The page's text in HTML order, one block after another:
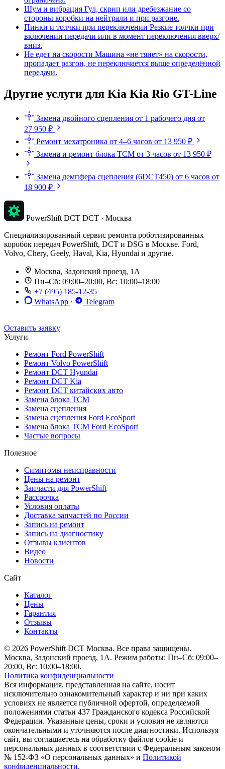
Шум и вибрация Гул, скрип или дребезжание со
стороны коробки на нейтрали и при разгоне.
Пинки и толчки при переключении Резкие толчки при
включении передачи или в момент переключения вверх/
вниз.
Не едет на скорости Машина «не тянет» на скорости,
пропадает разгон, не переключается выше определённой
передачи.
Другие услуги для Kia Kia Rio GT-Line
Замена двойного сцепления от 1 рабочего дня от
27 950 ₽
Ремонт мехатроника от 4–6 часов от 13 950 ₽
Замена и ремонт блока TCM от 3 часов от 13 950 ₽
Замена демпфера сцепления (6DCT450) от 6 часов от
18 900 ₽
PowerShift DCT DCT · Москва
Специализированный сервис ремонта роботизированных
коробок передач PowerShift, DCT и DSG в Москве. Ford,
Volvo, Chery, Geely, Haval, Kia, Hyundai и другие.
Москва, Задонский проезд, 1А
Пн–Сб: 09:00–20:00, Вс: 10:00–18:00
+7 (495) 185-12-35
WhatsApp ·
Telegram
Оставить заявку
Услуги
Ремонт Ford PowerShift
Ремонт Volvo PowerShift
Ремонт DCT Hyundai
Ремонт DCT Kia
Ремонт DCT китайских авто
Замена блока TCM
Замена сцепления
Замена сцепления Ford EcoSport
Замена блока TCM Ford EcoSport
Частые вопросы
Полезное
Симптомы неисправности
Цены на ремонт
Запчасти для PowerShift
Рассрочка
Условия оплаты
Доставка запчастей по России
Запись на ремонт
Запись на диагностику
Отзывы клиентов
Видео
Новости
Сайт
Каталог
Цены
Гарантия
Отзывы
Контакты
© 2026 PowerShift DCT Москва. Все права защищены.
Москва, Задонский проезд, 1А. Режим работы: Пн–Сб: 09:00–
20:00, Вс: 10:00–18:00.
Политика конфиденциальности
Вся информация, представленная на сайте, носит
исключительно ознакомительный характер и ни при каких
условиях не является публичной офертой, определяемой
положениями статьи 437 Гражданского кодекса Российской
Федерации. Указанные цены, сроки и условия не являются
окончательными и уточняются после диагностики. Используя
сайт, вы соглашаетесь на обработку файлов cookie и
персональных данных в соответствии с Федеральным законом
№ 152-ФЗ «О персональных данных» и Политикой
конфиденциальности.